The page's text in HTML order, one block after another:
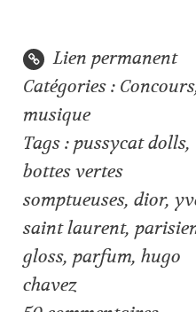
Lien permanent
Catégories : Concours
musique
Tags : pussycat dolls,
bottes vertes
somptueuses,dior,
saint laurent,
gloss, parfum,hugo
chavez